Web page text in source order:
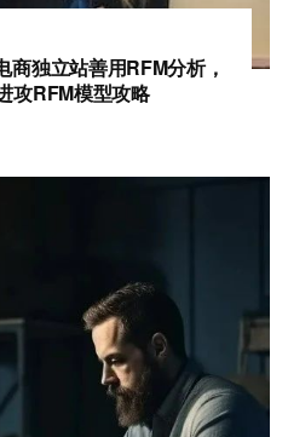
独立站善用RFM分析，
攻RFM模型攻略